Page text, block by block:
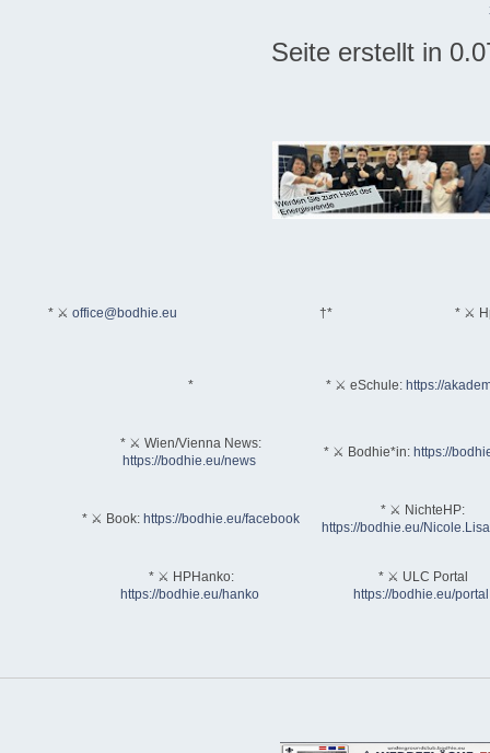
Seite erstellt in
* ⚔ office@bodhie.eu †* * ⚔
* * ⚔ eSchule: https://
* ⚔ Wien/Vienna News:
https://bodhie.eu/news
* ⚔ Bodhie*in: https://
* ⚔ Book: https://bodhie.eu/facebook
* ⚔ NichteHP:
https://bodhie.eu/
* ⚔ HPHanko:
https://bodhie.eu/hanko
* ⚔ ULC Portal
https://bodhie.eu/portal